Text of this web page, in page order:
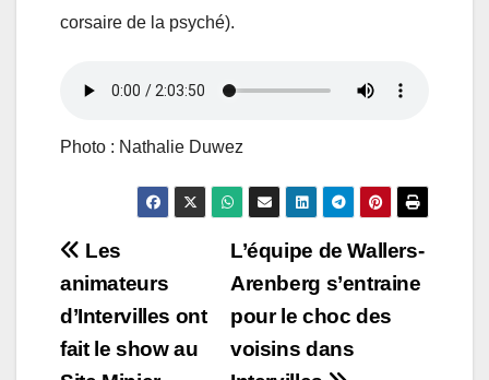
corsaire de la psyché).
Photo : Nathalie Duwez
Navigation
de
l’article
L’équipe de Wallers-
Arenberg s’entraine
pour le choc des
voisins dans
Les
animateurs
d’Intervilles ont
fait le show au